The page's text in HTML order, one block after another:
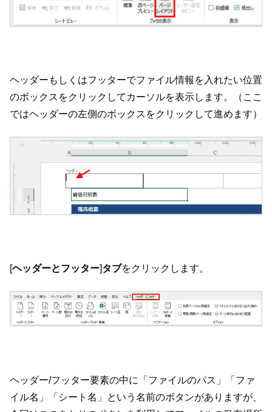
ヘッダーもしくはフッターでファイル情報を入れたい位置
のボックスをクリックしてカーソルを表示します。（ここ
ではヘッダーの左側のボックスをクリックして進めます）
[ヘッダーとフッター]タブをクリックします。
ヘッダー/フッター要素の中に「ファイルのパス」「ファ
イル名」「シート名」という名前のボタンがありますが、